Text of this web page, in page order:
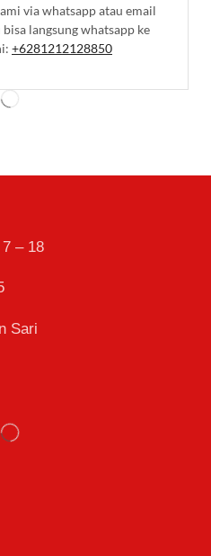
via whatsapp atau email
langsung whatsapp ke
+6281212128850
– 18
Sari